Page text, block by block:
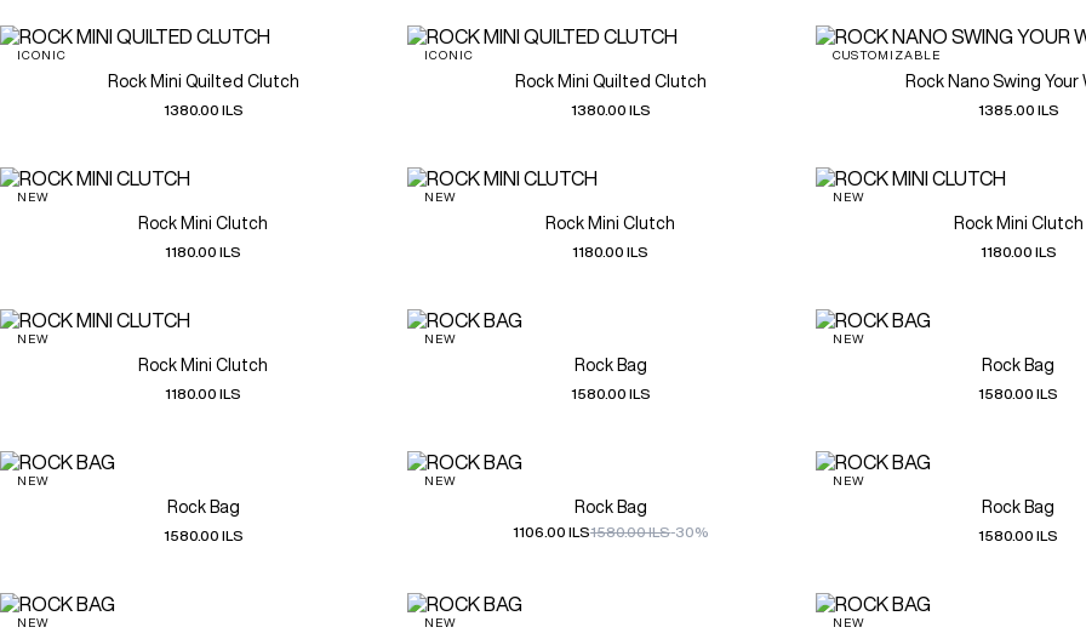
ICONIC
Rock Mini Quilted Clutch
1380.00 ILS
ICONIC
Rock Mini Quilted Clutch
1380.00 ILS
CUSTOMIZABLE
Rock Nano Swing Your
1385.00 ILS
NEW
Rock Mini Clutch
1180.00 ILS
NEW
Rock Mini Clutch
1180.00 ILS
NEW
Rock Mini Clutch
1180.00 ILS
NEW
Rock Mini Clutch
1180.00 ILS
NEW
Rock Bag
1580.00 ILS
NEW
Rock Bag
1580.00 ILS
NEW
Rock Bag
1580.00 ILS
NEW
Rock Bag
1106.00 ILS1580.00 ILS-30%
NEW
Rock Bag
1580.00 ILS
NEW NEW NEW